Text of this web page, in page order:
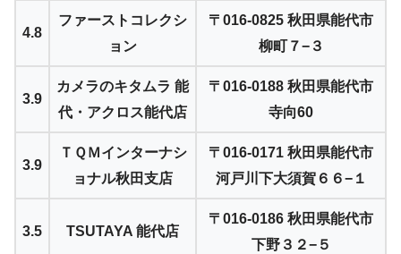
4.8
ファーストコレクシ
ョン
〒016-0825 秋田県能代市
柳町７−３
3.9
カメラのキタムラ 能
代・アクロス能代店
〒016-0188 秋田県能代市
寺向60
3.9
ＴＱＭインターナシ
ョナル秋田支店
〒016-0171 秋田県能代市
河戸川下大須賀６６−１
3.5 TSUTAYA 能代店
〒016-0186 秋田県能代市
下野３２−５